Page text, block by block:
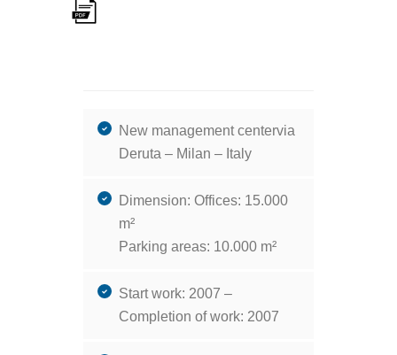
New management centervia
Deruta – Milan – Italy
Dimension: Offices: 15.000
m²
Parking areas: 10.000 m²
Start work: 2007 –
Completion of work: 2007